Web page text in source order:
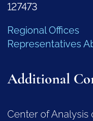
127473
Regional Offices
Representatives
Additional
Center of